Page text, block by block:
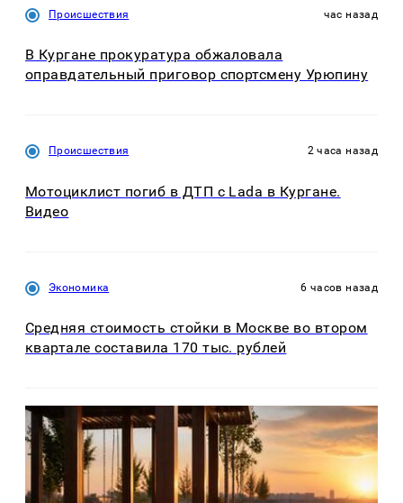
Происшествия час назад
В Кургане прокуратура обжаловала
оправдательный приговор спортсмену Урюпину
Происшествия 2 часа назад
Мотоциклист погиб в ДТП с Lada в Кургане.
Видео
Экономика 6 часов назад
Средняя стоимость стойки в Москве во втором
квартале составила 170 тыс. рублей